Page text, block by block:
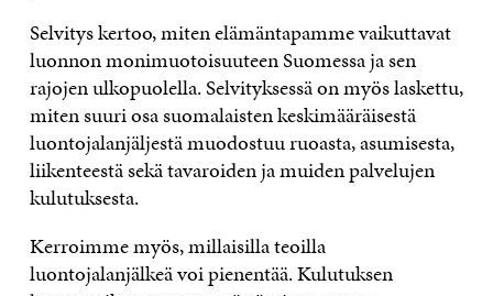
Selvitys kertoo, miten elämäntapamme vaikuttavat
luonnon monimuotoisuuteen Suomessa ja sen
rajojen ulkopuolella. Selvityksessä on myös laskettu,
miten suuri osa suomalaisten keskimääräisestä
luontojalanjäljestä muodostuu ruoasta, asumisesta,
liikenteestä sekä tavaroiden ja muiden palvelujen
kulutuksesta.
Kerroimme myös, millaisilla teoilla
luontojalanjälkeä voi pienentää. Kulutuksen